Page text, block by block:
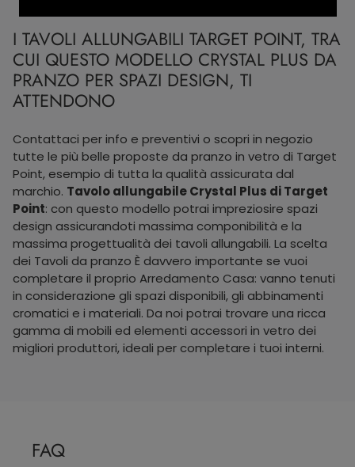
I TAVOLI ALLUNGABILI TARGET POINT, TRA
CUI QUESTO MODELLO CRYSTAL PLUS DA
PRANZO PER SPAZI DESIGN, TI
ATTENDONO
Contattaci per info e preventivi o scopri in negozio
tutte le più belle proposte da pranzo in vetro di Target
Point, esempio di tutta la qualità assicurata dal
marchio. Tavolo allungabile Crystal Plus di Target
Point: con questo modello potrai impreziosire spazi
design assicurandoti massima componibilità e la
massima progettualità dei tavoli allungabili. La scelta
dei Tavoli da pranzo È davvero importante se vuoi
completare il proprio Arredamento Casa: vanno tenuti
in considerazione gli spazi disponibili, gli abbinamenti
cromatici e i materiali. Da noi potrai trovare una ricca
gamma di mobili ed elementi accessori in vetro dei
migliori produttori, ideali per completare i tuoi interni.
FAQ